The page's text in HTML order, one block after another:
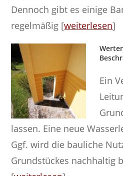
Dennoch gibt es einige
regelmäßig [weiterlesen]
Ein
lassen. Eine neue
Ggf. wird die bauliche
Grundstückes nachhaltig